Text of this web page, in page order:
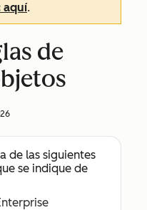
aquí.
de
de las siguientes
se indique de